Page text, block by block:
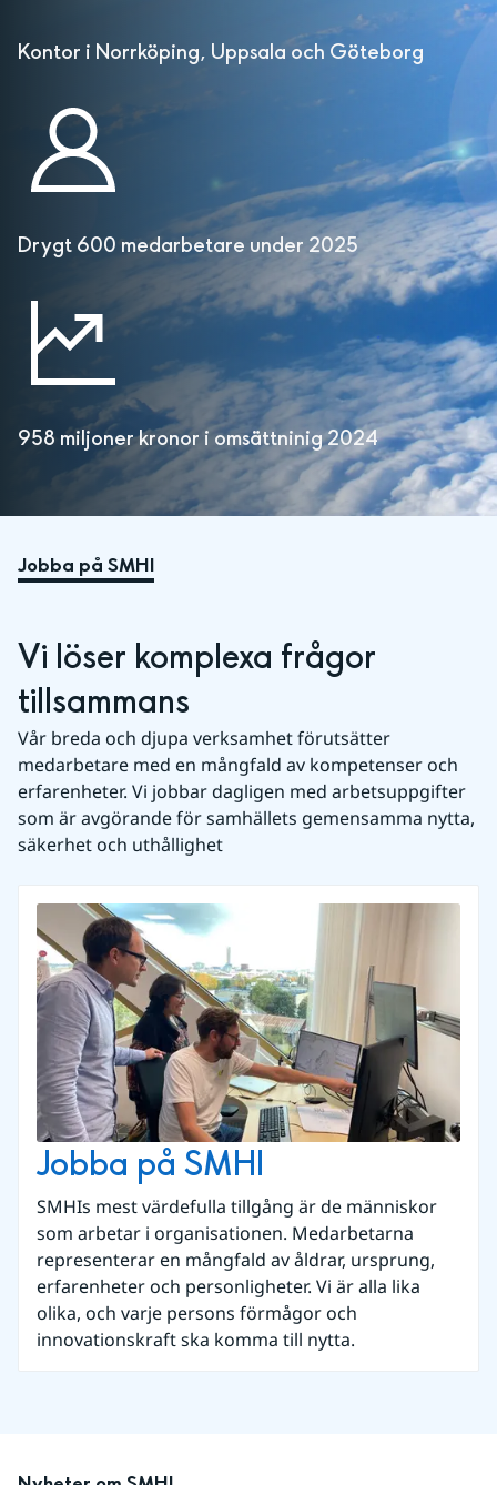
Kontor i Norrköping, Uppsala och Göteborg
Drygt 600 medarbetare under 2025
958 miljoner kronor i omsättninig 2024
Jobba på SMHI
Vi löser komplexa frågor
tillsammans
Vår breda och djupa verksamhet förutsätter
medarbetare med en mångfald av kompetenser och
erfarenheter. Vi jobbar dagligen med arbetsuppgifter
som är avgörande för samhällets gemensamma nytta,
säkerhet och uthållighet
Jobba på SMHI
SMHIs mest värdefulla tillgång är de människor
som arbetar i organisationen. Medarbetarna
representerar en mångfald av åldrar, ursprung,
erfarenheter och personligheter. Vi är alla lika
olika, och varje persons förmågor och
innovationskraft ska komma till nytta.